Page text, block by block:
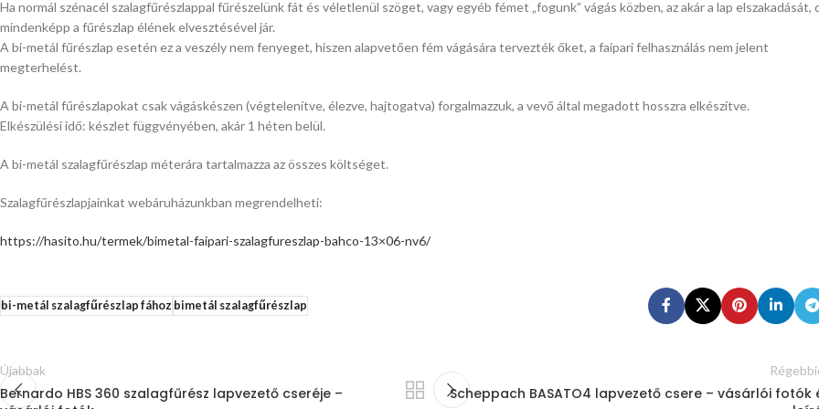
Ha normál szénacél szalagfűrészlappal fűrészelünk fát és véletlenül szöget, vagy egyéb fémet „fogunk” vágás közben, az akár a lap elszakadását,
mindenképp a fűrészlap élének elvesztésével jár.
A bi-metál fűrészlap esetén ez a veszély nem fenyeget, hiszen alapvetően fém vágására tervezték őket, a faipari felhasználás nem jelent
megterhelést.
A bi-metál fűrészlapokat csak vágáskészen (végtelenítve, élezve, hajtogatva) forgalmazzuk, a vevő által megadott hosszra elkészítve.
Elkészülési idő: készlet függvényében, akár 1 héten belül.
A bi-metál szalagfűrészlap méterára tartalmazza az összes költséget.
Szalagfűrészlapjainkat webáruházunkban megrendelheti:
https://hasito.hu/termek/bimetal-faipari-szalagfureszlap-bahco-13×06-nv6/
bi-metál szalagfűrészlap fához bimetál szalagfűrészlap
Újabbak
Bernardo HBS 360 szalagfűrész lapvezető cseréje –
Scheppach BASATO4 lapvezető csere – vásárlói fotók